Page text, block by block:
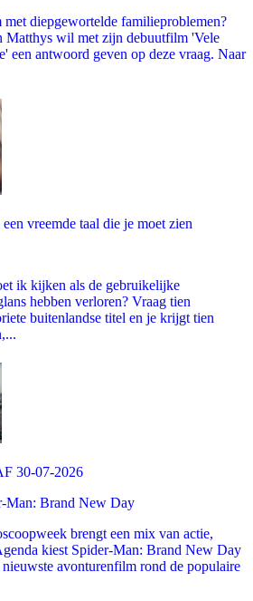
diepgewortelde familieproblemen?
Matthys wil met zijn debuutfilm 'Vele
een antwoord geven op deze vraag. Naar
vreemde taal die je moet zien
ik kijken als de gebruikelijke
hebben verloren? Vraag tien
buitenlandse titel en je krijgt tien
30-07-2026
Man: Brand New Day
brengt een mix van actie,
kiest Spider-Man: Brand New Day
avonturenfilm rond de populaire